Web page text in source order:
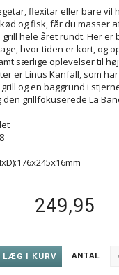
flexitar eller bare vil
og fisk, får du masser
hele året rundt. Her er
hvor tiden er kort, og
særlige oplevelser til
er Linus Kanfall, som
og en baggrund i
grillfokuserede La
249,95
LÆG I KURV ANTAL